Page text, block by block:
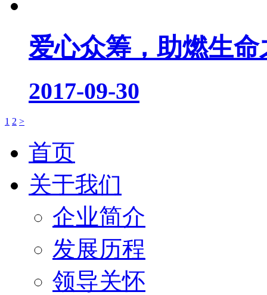
爱心众筹，助燃生命
2017-09-30
1 2 >
首页
关于我们
企业简介
发展历程
领导关怀